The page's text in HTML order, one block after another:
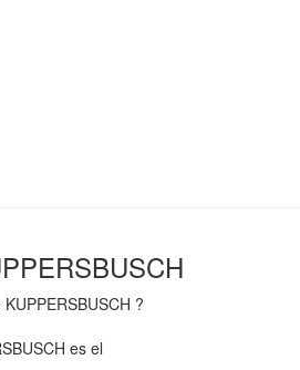
?
es el